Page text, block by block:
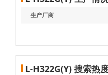
生产厂商
L-H322G(Y) 搜索热